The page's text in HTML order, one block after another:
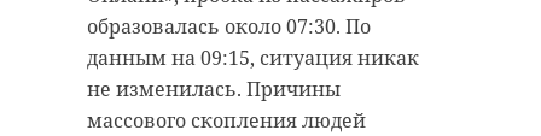
образовалась около 07:30. По
данным на 09:15, ситуация никак
не изменилась. Причины
массового скопления людей